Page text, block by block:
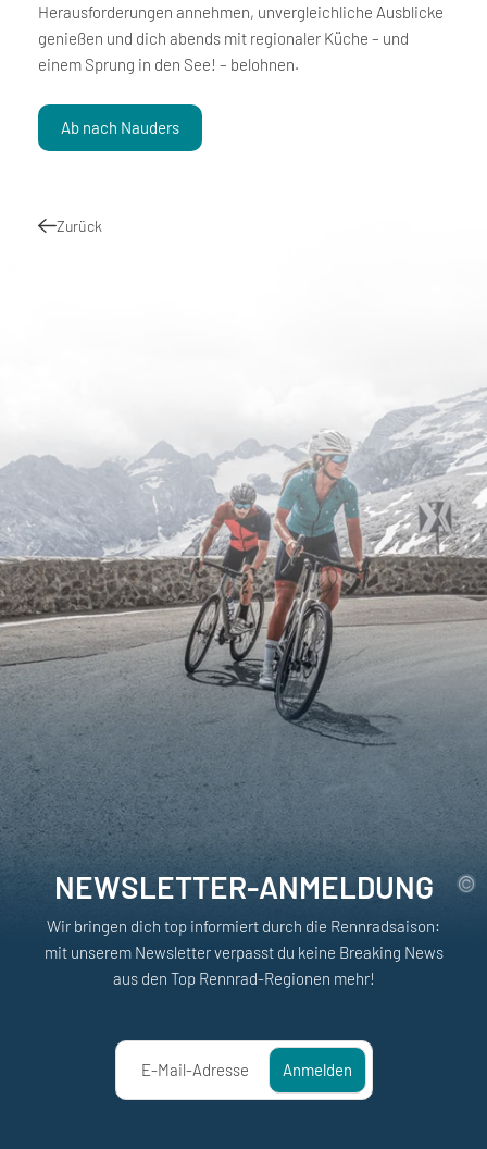
Herausforderungen annehmen, unvergleichliche Ausblicke
genießen und dich abends mit regionaler Küche – und
einem Sprung in den See! – belohnen.
Ab nach Nauders
Zurück
NEWSLETTER-ANMELDUNG
Wir bringen dich top informiert durch die Rennradsaison:
mit unserem Newsletter verpasst du keine Breaking News
aus den Top Rennrad-Regionen mehr!
E-Mail-Adresse Anmelden